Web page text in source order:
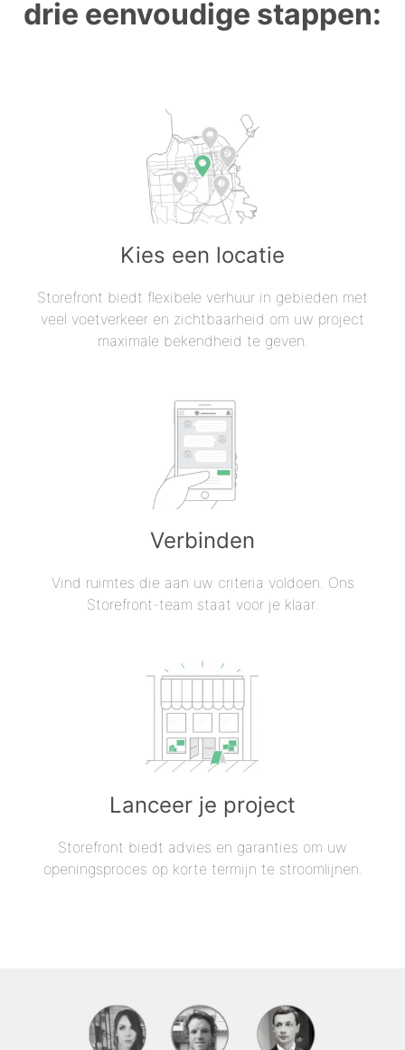
drie eenvoudige stappen:
Kies een locatie
Storefront biedt flexibele verhuur in gebieden met
veel voetverkeer en zichtbaarheid om uw project
maximale bekendheid te geven.
Verbinden
Vind ruimtes die aan uw criteria voldoen. Ons
Storefront-team staat voor je klaar.
Lanceer je project
Storefront biedt advies en garanties om uw
openingsproces op korte termijn te stroomlijnen.